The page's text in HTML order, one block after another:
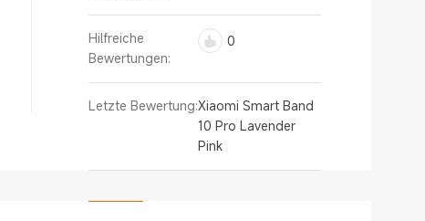
Hilfreiche
Bewertungen:
0
Letzte Bewertung:Xiaomi Smart Band
10 Pro Lavender
Pink